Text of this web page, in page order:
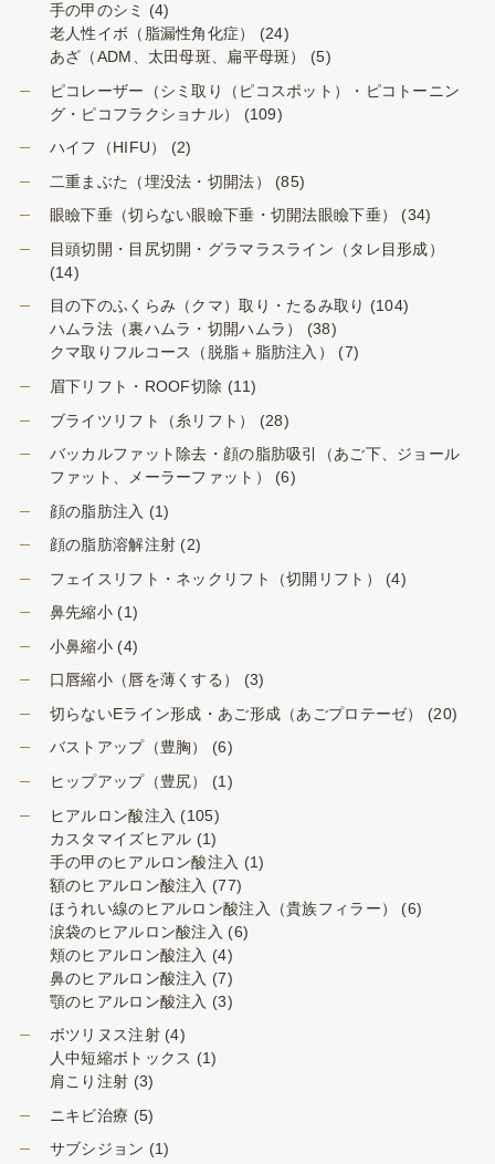
手の甲のシミ
(4)
老人性イボ（脂漏性角化症）
(24)
あざ（ADM、太田母斑、扁平母斑）
(5)
ピコレーザー（シミ取り（ピコスポット）・ピコトーニン
グ・ピコフラクショナル）
(109)
ハイフ（HIFU）
(2)
二重まぶた（埋没法・切開法）
(85)
眼瞼下垂（切らない眼瞼下垂・切開法眼瞼下垂）
(34)
目頭切開・目尻切開・グラマラスライン（タレ目形成）
(14)
目の下のふくらみ（クマ）取り・たるみ取り (104)
ハムラ法（裏ハムラ・切開ハムラ）
(38)
クマ取りフルコース（脱脂＋脂肪注入）
(7)
眉下リフト・ROOF切除 (11)
ブライツリフト（糸リフト）
(28)
バッカルファット除去・顔の脂肪吸引（あご下、ジョール
ファット、メーラーファット）
(6)
顔の脂肪注入 (1)
顔の脂肪溶解注射 (2)
フェイスリフト・ネックリフト（切開リフト）
(4)
鼻先縮小(1)
小鼻縮小(4)
口唇縮小（唇を薄くする）
(3)
切らないEライン形成・あご形成（あごプロテーゼ）
(20)
バストアップ（豊胸）
(6)
ヒップアップ（豊尻）
(1)
ヒアルロン酸注入 (105)
カスタマイズヒアル (1)
手の甲のヒアルロン酸注入 (1)
額のヒアルロン酸注入 (77)
ほうれい線のヒアルロン酸注入（貴族フィラー）
(6)
涙袋のヒアルロン酸注入 (6)
頬のヒアルロン酸注入 (4)
鼻のヒアルロン酸注入 (7)
顎のヒアルロン酸注入 (3)
ボツリヌス注射(4)
人中短縮ボトックス (1)
肩こり注射 (3)
ニキビ治療 (5)
サブシジョン (1)